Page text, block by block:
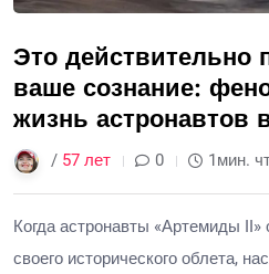
Это действительно
ваше сознание:
жизнь астронавтов
/ 57 лет 0 1мин.
Когда астронавты «Артемиды
своего исторического облета,